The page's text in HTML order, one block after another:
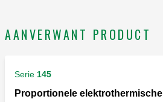
AANVERWANT PRODUCT
Serie 145
Proportionele elektrothermische